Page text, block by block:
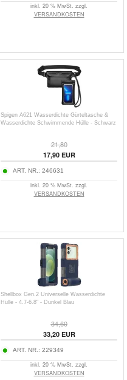
inkl. 20 % MwSt. zzgl.
VERSANDKOSTEN
Spigen A621 Wasserdichte Gürteltasche &
Wasserdichte Schwimmende Hülle - Schwarz
21,80
17,90EUR
ART. NR.: 246631
inkl. 20 % MwSt. zzgl.
VERSANDKOSTEN
Shellbox Gen.2 Universelle Wasserdichte
Hülle - 4.7-6.8" - Dunkel Blau
34,60
33,20EUR
ART. NR.: 229349
inkl. 20 % MwSt. zzgl.
VERSANDKOSTEN